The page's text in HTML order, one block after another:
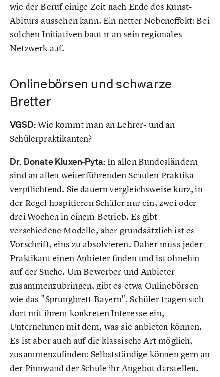
wie der Beruf einige Zeit nach Ende des Kunst-
Abiturs aussehen kann. Ein netter Nebeneffekt: Bei
solchen Initiativen baut man sein regionales
Netzwerk auf.
Onlinebörsen und schwarze
Bretter
VGSD:Wie kommt man an Lehrer- und an
Schülerpraktikanten?
Dr. Donate Kluxen-Pyta: In allen Bundesländern
sind an allen weiterführenden Schulen Praktika
verpflichtend. Sie dauern vergleichsweise kurz, in
der Regel hospitieren Schüler nur ein, zwei oder
drei Wochen in einem Betrieb. Es gibt
verschiedene Modelle, aber grundsätzlich ist es
Vorschrift, eins zu absolvieren. Daher muss jeder
Praktikant einen Anbieter finden und ist ohnehin
auf der Suche. Um Bewerber und Anbieter
zusammenzubringen, gibt es etwa Onlinebörsen
wie das "Sprungbrett Bayern". Schüler tragen sich
dort mit ihrem konkreten Interesse ein,
Unternehmen mit dem, was sie anbieten können.
Es ist aber auch auf die klassische Art möglich,
zusammenzufinden: Selbstständige können gern an
der Pinnwand der Schule ihr Angebot darstellen.